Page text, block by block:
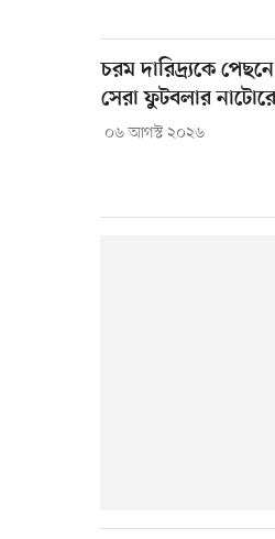
চরম দারিদ্র্যকে
সেরা ফুটবলার
০৬ আগস্ট ২০২৬